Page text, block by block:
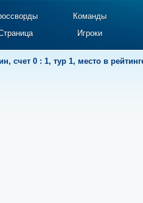
Команды
Игроки
, счет 0 : 1, тур 1, место в